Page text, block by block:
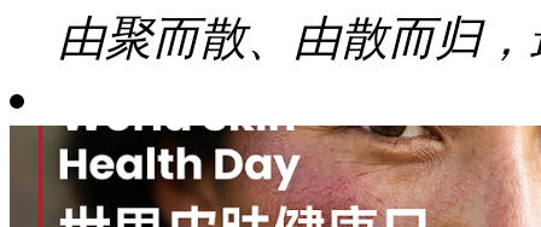
由聚而散、由散而归